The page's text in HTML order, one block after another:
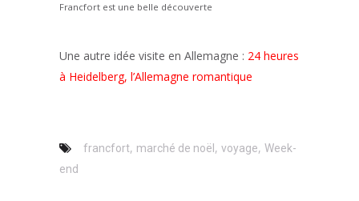
Francfort est une belle découverte
Une autre idée visite en Allemagne : 24 heures
à Heidelberg, l’Allemagne romantique
francfort, marché de noël , voyage, Week-
end